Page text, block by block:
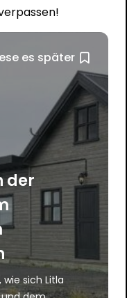
es später
der
sich Litla